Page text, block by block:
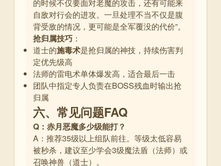
的时候不仅要面对老魔的攻击，还有可能来
自敌对行会的进攻。一旦处理不当不仅是腹
背受敌的情况，更可能是全军覆没的代价”。
抢归属技巧 ：
道士的施毒术是抢归属的神技，持续伤害判
定优先级高
法师的雷电术单体爆发高，适合最后一击
团队中指定专人负责在BOSS残血时输出抢
归属
六、常见问题FAQ
Q：赤月恶魔多少级能打？
A：推荐35级以上组队前往。等级太低容易
被秒杀，建议至少学会3级魔法盾（法师）或
召唤神兽（道士） 。